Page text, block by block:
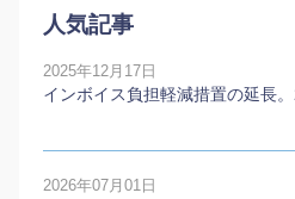
人気記事
2025年12月17日
インボイス負担軽減措置の延長
2026年07月01日